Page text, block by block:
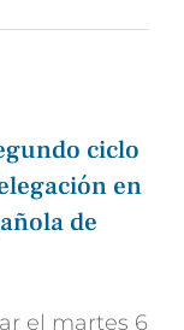
ciclo
en
de
el martes 6